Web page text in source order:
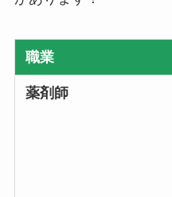
職業
薬剤師